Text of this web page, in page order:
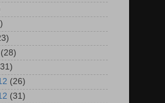
(28)
(26)
(31)